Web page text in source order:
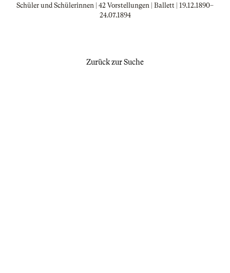
Schüler und Schülerinnen | 42 Vorstellungen | Ballett | 19.12.1890–
24.07.1894
Zurück zur Suche